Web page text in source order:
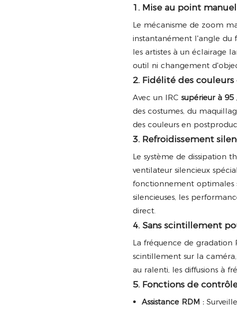
1. Mise au point
Le mécanisme de zoom
instantanément l'angle du
les artistes à un éclairage
outil ni changement
2. Fidélité des
Avec un IRC supérieur à 95
des costumes, du
des couleurs en
3. Refroidissement
Le système de dissipation
ventilateur silencieux
fonctionnement optimales
silencieuses, les
direct.
4. Sans scintillement
La fréquence de gradation
scintillement sur la
au ralenti, les diffusions à
5. Fonctions de
Assistance RDM :